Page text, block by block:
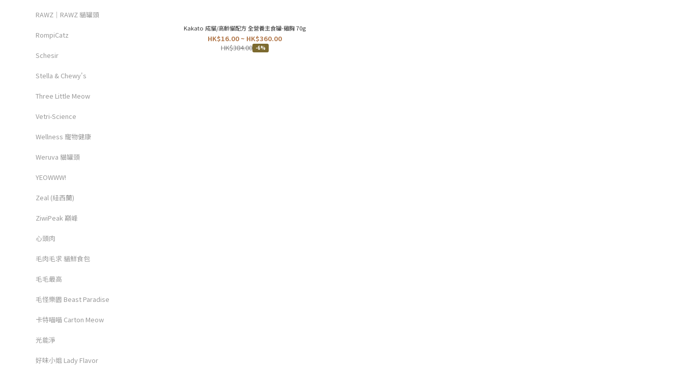
RAWZ｜RAWZ 貓罐頭
RompiCatz
Schesir
Stella & Chewy's
Three Little Meow
Vetri-Science
Wellness 寵物健康
Weruva 貓罐頭
YEOWWW!
Zeal (紐西蘭)
ZiwiPeak 巔峰
心頭肉
毛肉毛求 貓鮮食包
毛毛最高
毛怪樂園 Beast Paradise
卡特喵喵 Carton Meow
光能淨
好味小姐 Lady Flavor
Kakato 成貓/高齡貓配方 全營養主食罐-雞胸 70g
HK$16.00 ~ HK$360.00
HK$384.00 -6%